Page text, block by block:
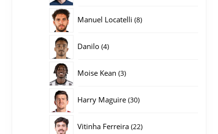
Manuel Locatelli 88
Danilo 44
Moise Kean 33
Harry Maguire 3030
Vitinha Ferreira 2222